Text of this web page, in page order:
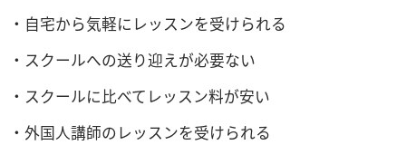
・自宅から気軽にレッスンを受けられる
・スクールへの送り迎えが必要ない
・スクールに比べてレッスン料が安い
・外国人講師のレッスンを受けられる